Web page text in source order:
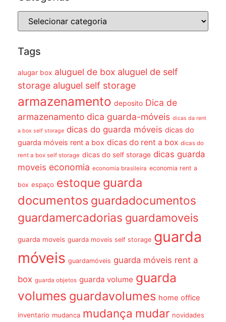
Tags
alugar box aluguel de box aluguel de self
storage aluguel self storage
armazenamento deposito Dica de
armazenamento dica guarda-móveis dicas da rent
a box self storage dicas do guarda móveis dicas do
guarda móveis rent a box dicas do rent a box dicas do
rent a box self storage dicas do self storage dicas guarda
moveis economia economia brasileira economia rent a
box espaço estoque guarda
documentos guardadocumentos
guardamercadorias guardamoveis
guarda moveis guarda moveis self storage guarda
móveis guardamóveis guarda móveis rent a
box guarda objetos guarda volume guarda
volumes guardavolumes home office
inventario mudanca mudança mudar novidades